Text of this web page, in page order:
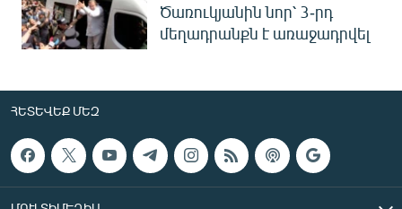
Ծառուկյանին նոր՝ 3-րդ
մեղադրանքն է առաջադրվել
ՀԵՏԵՎԵՔ ՄԵԶ